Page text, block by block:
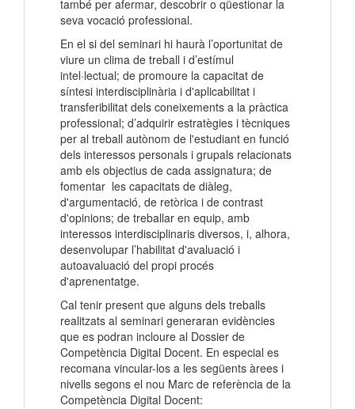
també per afermar, descobrir o qüestionar la
seva vocació professional.
En el si del seminari hi haurà l’oportunitat de
viure un clima de treball i d’estímul
intel·lectual; de promoure la capacitat de
síntesi interdisciplinària i d'aplicabilitat i
transferibilitat dels coneixements a la pràctica
professional; d’adquirir estratègies i tècniques
per al treball autònom de l'estudiant en funció
dels interessos personals i grupals relacionats
amb els objectius de cada assignatura; de
fomentar les capacitats de diàleg,
d'argumentació, de retòrica i de contrast
d'opinions; de treballar en equip, amb
interessos interdisciplinaris diversos, i, alhora,
desenvolupar l’habilitat d'avaluació i
autoavaluació del propi procés
d'aprenentatge.
Cal tenir present que alguns dels treballs
realitzats al seminari generaran evidències
que es podran incloure al Dossier de
Competència Digital Docent. En especial es
recomana vincular-los a les següents àrees i
nivells segons el nou Marc de referència de la
Competència Digital Docent: